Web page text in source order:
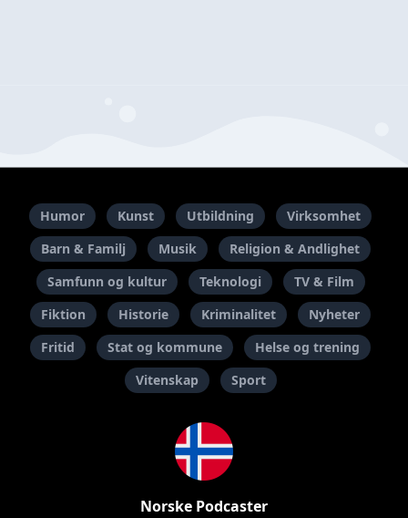
Humor Kunst Utbildning
Virksomhet
Barn & Familj
Musik
Religion & Andlighet
Samfunn og kultur
Teknologi
TV & Film
Fiktion
Historie Kriminalitet
Nyheter
Fritid
Stat og kommune
Helse og trening
Vitenskap
Sport
Norske Podcaster